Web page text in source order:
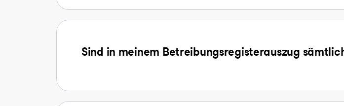
Sind in meinem Betreibungsregisterauszug